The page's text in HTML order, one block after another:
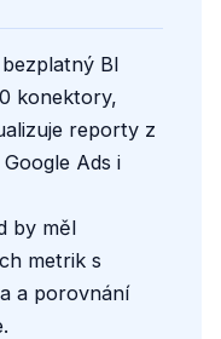
BI
konektory,
reporty z
Ads i
by měl
metrik s
a porovnání